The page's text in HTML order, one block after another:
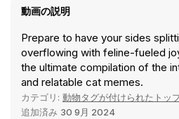
動画の説明
Prepare to have your sides
overflowing with feline-fueled
the ultimate compilation of the
and relatable cat memes.
カテゴリ: 動物タグが付けられたトッ
追加済み 30 9月 2024